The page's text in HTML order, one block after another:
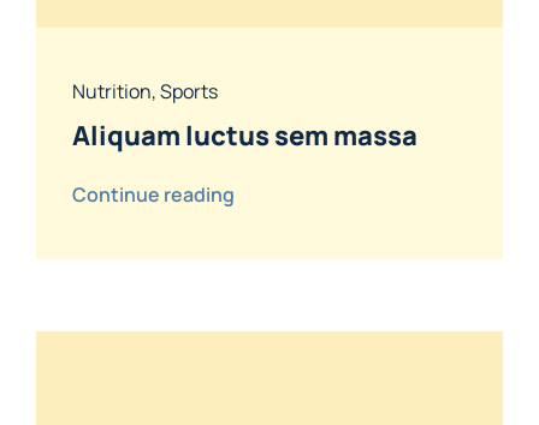
Nutrition,Sports
Aliquam luctus sem massa
Continue reading